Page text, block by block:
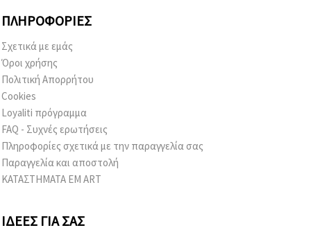
ΠΛΗΡΟΦΟΡΊΕΣ
Σχετικά με εμάς
Όροι χρήσης
Πολιτική Απορρήτου
Cookies
Loyaliti πρόγραμμα
FAQ - Συχνές ερωτήσεις
Πληροφορίες σχετικά με την παραγγελία σας
Παραγγελία και αποστολή
ΚΑΤΑΣΤΗΜΑΤΑ EM ART
ΙΔΈΕΣ ΓΙΑ ΣΑΣ